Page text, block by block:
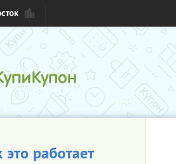
это работает